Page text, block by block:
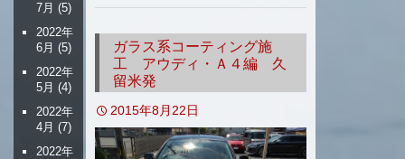
ガラス系コーティング施
工 アウディ・Ａ４編 久
留米発
2015年8月22日
7月 (5)
2022年
6月 (5)
2022年
5月 (4)
2022年
4月 (7)
2022年